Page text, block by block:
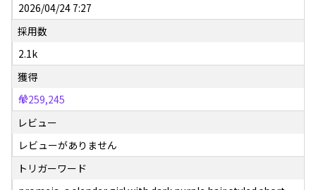
2026/04/24 7:27
採用数
2.1k
獲得
259,245
レビュー
レビューがありません
トリガーワード